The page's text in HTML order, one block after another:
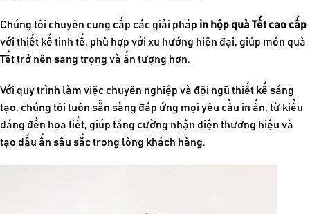
Chúng tôi chuyên cung cấp các giải pháp in hộp quà Tết cao cấp
với thiết kế tinh tế, phù hợp với xu hướng hiện đại, giúp món quà
Tết trở nên sang trọng và ấn tượng hơn.
Với quy trình làm việc chuyên nghiệp và đội ngũ thiết kế sáng
tạo, chúng tôi luôn sẵn sàng đáp ứng mọi yêu cầu in ấn, từ kiểu
dáng đến họa tiết, giúp tăng cường nhận diện thương hiệu và
tạo dấu ấn sâu sắc trong lòng khách hàng.